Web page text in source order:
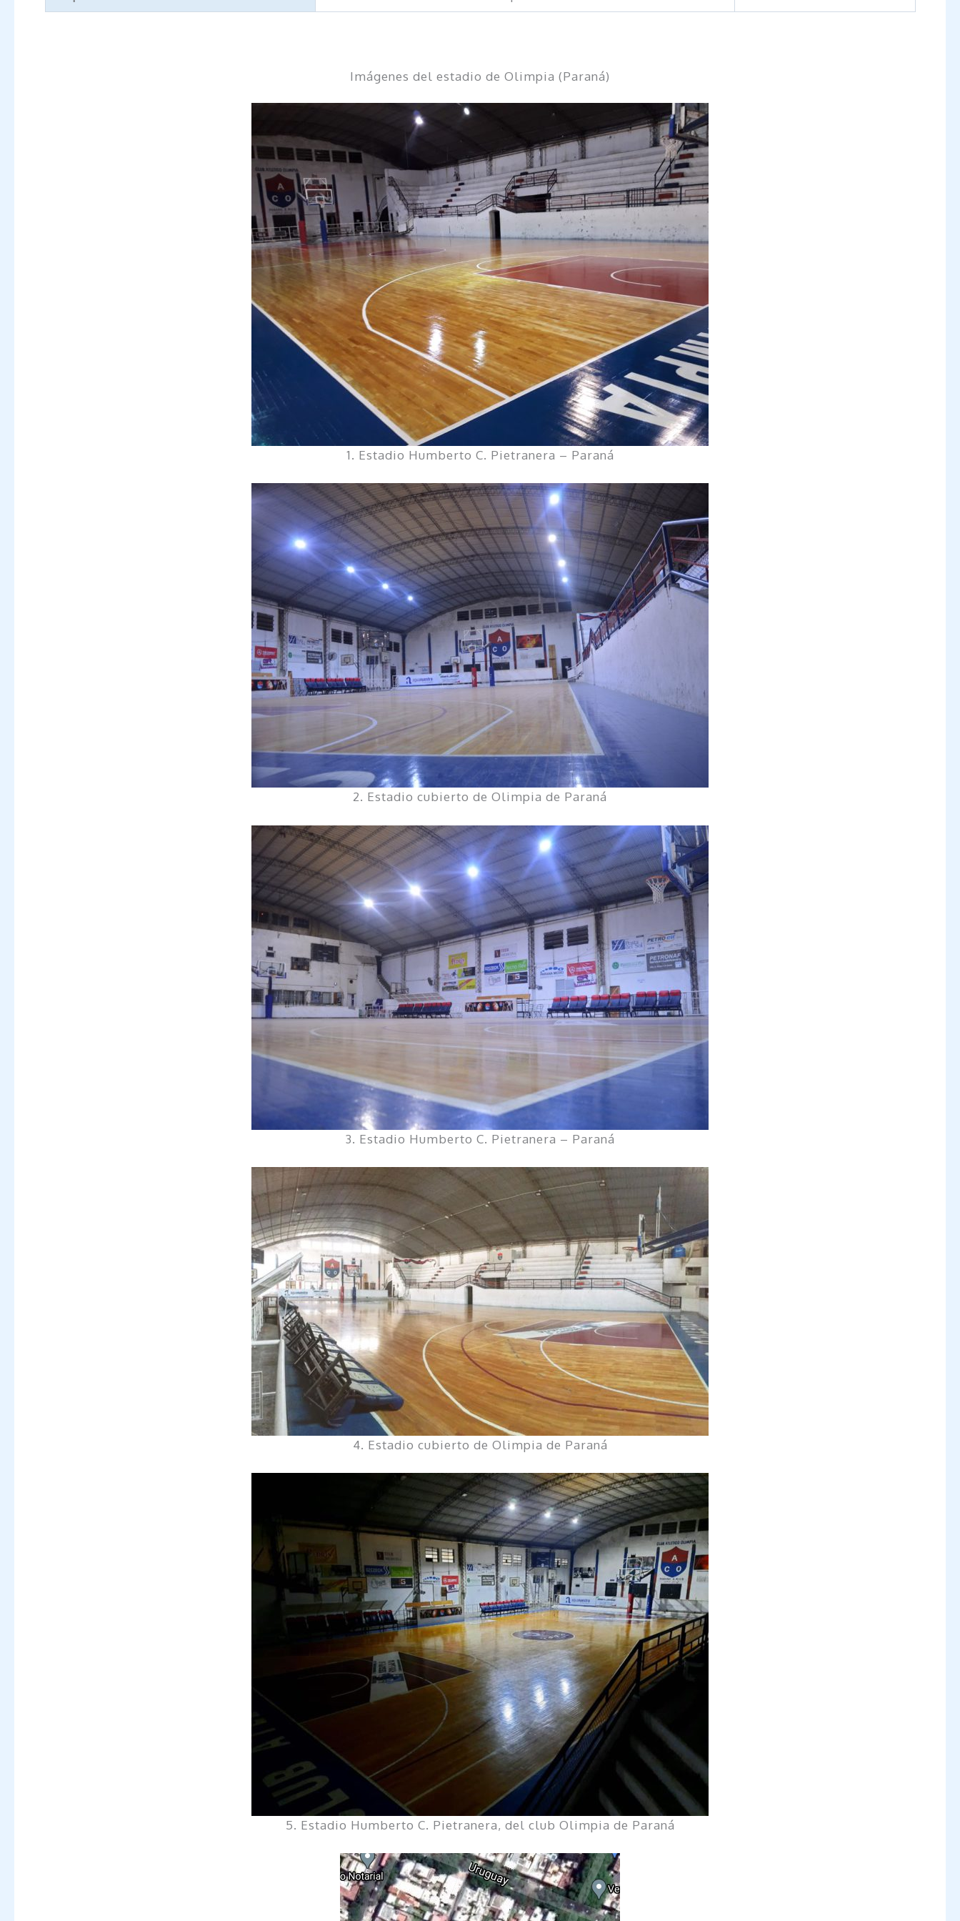
Imágenes del estadio de Olimpia (Paraná)
1. Estadio Humberto C. Pietranera – Paraná
2. Estadio cubierto de Olimpia de Paraná
3. Estadio Humberto C. Pietranera – Paraná
4. Estadio cubierto de Olimpia de Paraná
5. Estadio Humberto C. Pietranera, del club Olimpia de Paraná